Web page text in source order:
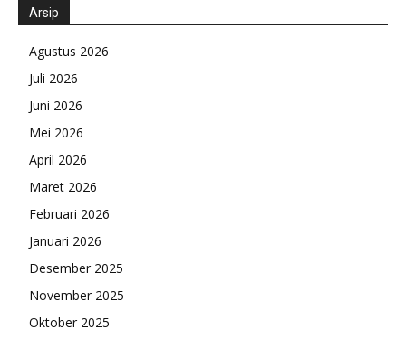
Arsip
Agustus 2026
Juli 2026
Juni 2026
Mei 2026
April 2026
Maret 2026
Februari 2026
Januari 2026
Desember 2025
November 2025
Oktober 2025